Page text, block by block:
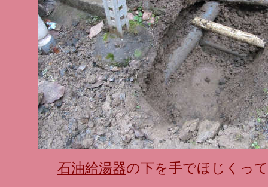
石油給湯器の下を手でほじくっ